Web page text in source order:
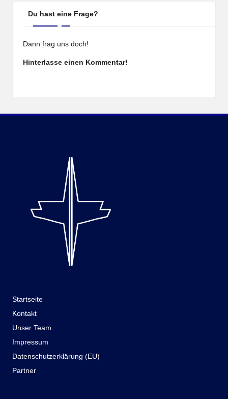
Du hast eine Frage?
Dann frag uns doch!
Hinterlasse einen Kommentar!
Startseite
Kontakt
Unser Team
Impressum
Datenschutzerklärung (EU)
Partner